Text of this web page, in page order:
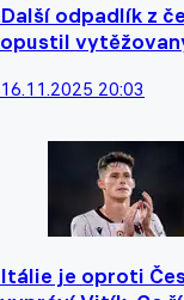
Další odpadlík z
opustil
16.11.2025 20:03
Itálie je oproti